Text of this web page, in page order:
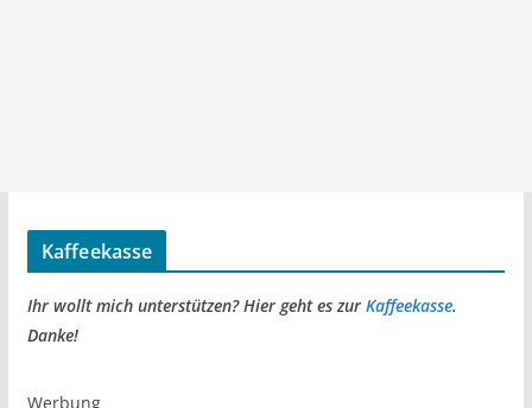
Kaffeekasse
Ihr wollt mich unterstützen? Hier geht es zur Kaffeekasse.
Danke!
Werbung